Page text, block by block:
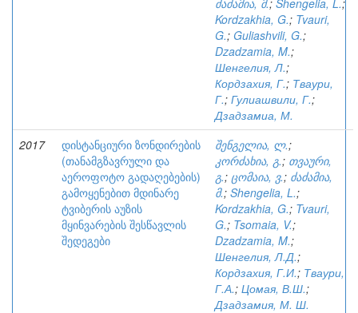
ძაძამია, მ.; Shengelia, L.;
Kordzakhia, G.; Tvauri,
G.; Guliashvili, G.;
Dzadzamia, M.;
Шенгелия, Л.;
Кордзахия, Г.; Тваури,
Г.; Гулиашвили, Г.;
Дзадзамиа, М.
2017
დისტანციური ზონდირების
(თანამგზავრული და
აეროფოტო გადაღებების)
გამოყენებით მდინარე
ტვიბერის აუზის
მყინვარების შესწავლის
შედეგები
შენგელია, ლ.;
კორძახია, გ.; თვაური,
გ.; ცომაია, ვ.; ძაძამია,
მ.; Shengelia, L.;
Kordzakhia, G.; Tvauri,
G.; Tsomaia, V.;
Dzadzamia, M.;
Шенгелия, Л.Д.;
Кордзахия, Г.И.; Тваури,
Г.А.; Цомая, В.Ш.;
Дзадзамия, М. Ш.